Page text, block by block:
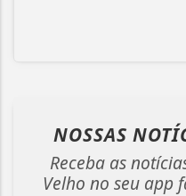
NOSSAS
Receba as
Velho no seu app